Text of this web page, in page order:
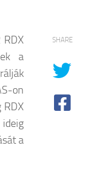
a
on
RDX
a
SHARE